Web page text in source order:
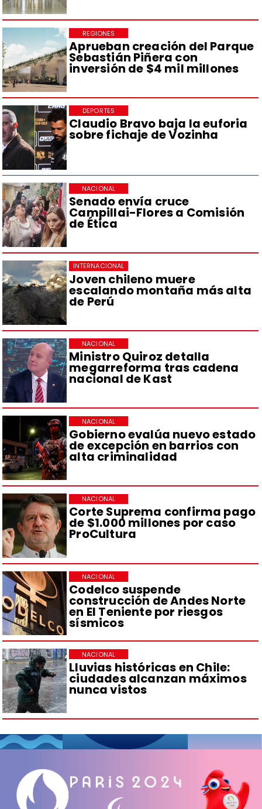
Aprueban creación del Parque
Sebastián Piñera con
inversión de $4 mil millones
REGIONES
Claudio Bravo baja la euforia
sobre fichaje de Vozinha
DEPORTES
Senado envía cruce
Campillai-Flores a Comisión
de Ética
NACIONAL
Joven chileno muere
escalando montaña más alta
de Perú
INTERNACIONAL
Ministro Quiroz detalla
megarreforma tras cadena
nacional de Kast
NACIONAL
Gobierno evalúa nuevo estado
de excepción en barrios con
alta criminalidad
NACIONAL
Corte Suprema confirma pago
de $1.000 millones por caso
ProCultura
NACIONAL
Codelco suspende
construcción de Andes Norte
en El Teniente por riesgos
sísmicos
NACIONAL
Lluvias históricas en Chile:
ciudades alcanzan máximos
nunca vistos
NACIONAL